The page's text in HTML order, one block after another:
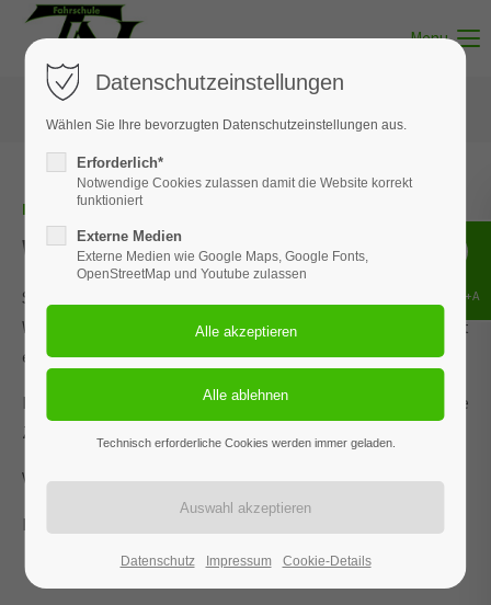
Menu
Erledigt
Wie geht´s weiter?
Super, Du hast Dich gerade zu einem unserer Kurse angemeldet.
Wenn alles richtig funktioniert hat, solltest Du eine E-Mail mit
einer Bestätigung bekommen haben.
Dein Platz wurde reserviert. Für eine endgültige und verbindliche
Zusage nehmen wir mit Dir Verbindung auf.
Vielen Dank und Grüße,
Michael Neumann
Datenschutzeinstellungen
Wählen Sie Ihre bevorzugten Datenschutzeinstellungen aus.
Erforderlich*
Notwendige Cookies zulassen damit die Website korrekt
funktioniert
Externe Medien
Externe Medien wie Google Maps, Google Fonts,
OpenStreetMap und Youtube zulassen
Technisch erforderliche Cookies werden immer geladen.
Datenschutz Impressum Cookie-Details
Shift+Alt+A